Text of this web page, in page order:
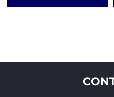
Mondkapje Beschermt